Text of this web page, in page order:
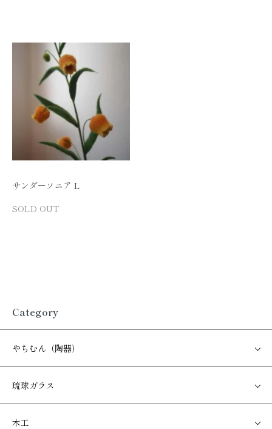
サンダーソニア L
SOLD OUT
Category
やちむん（陶器）
琉球ガラス
木工